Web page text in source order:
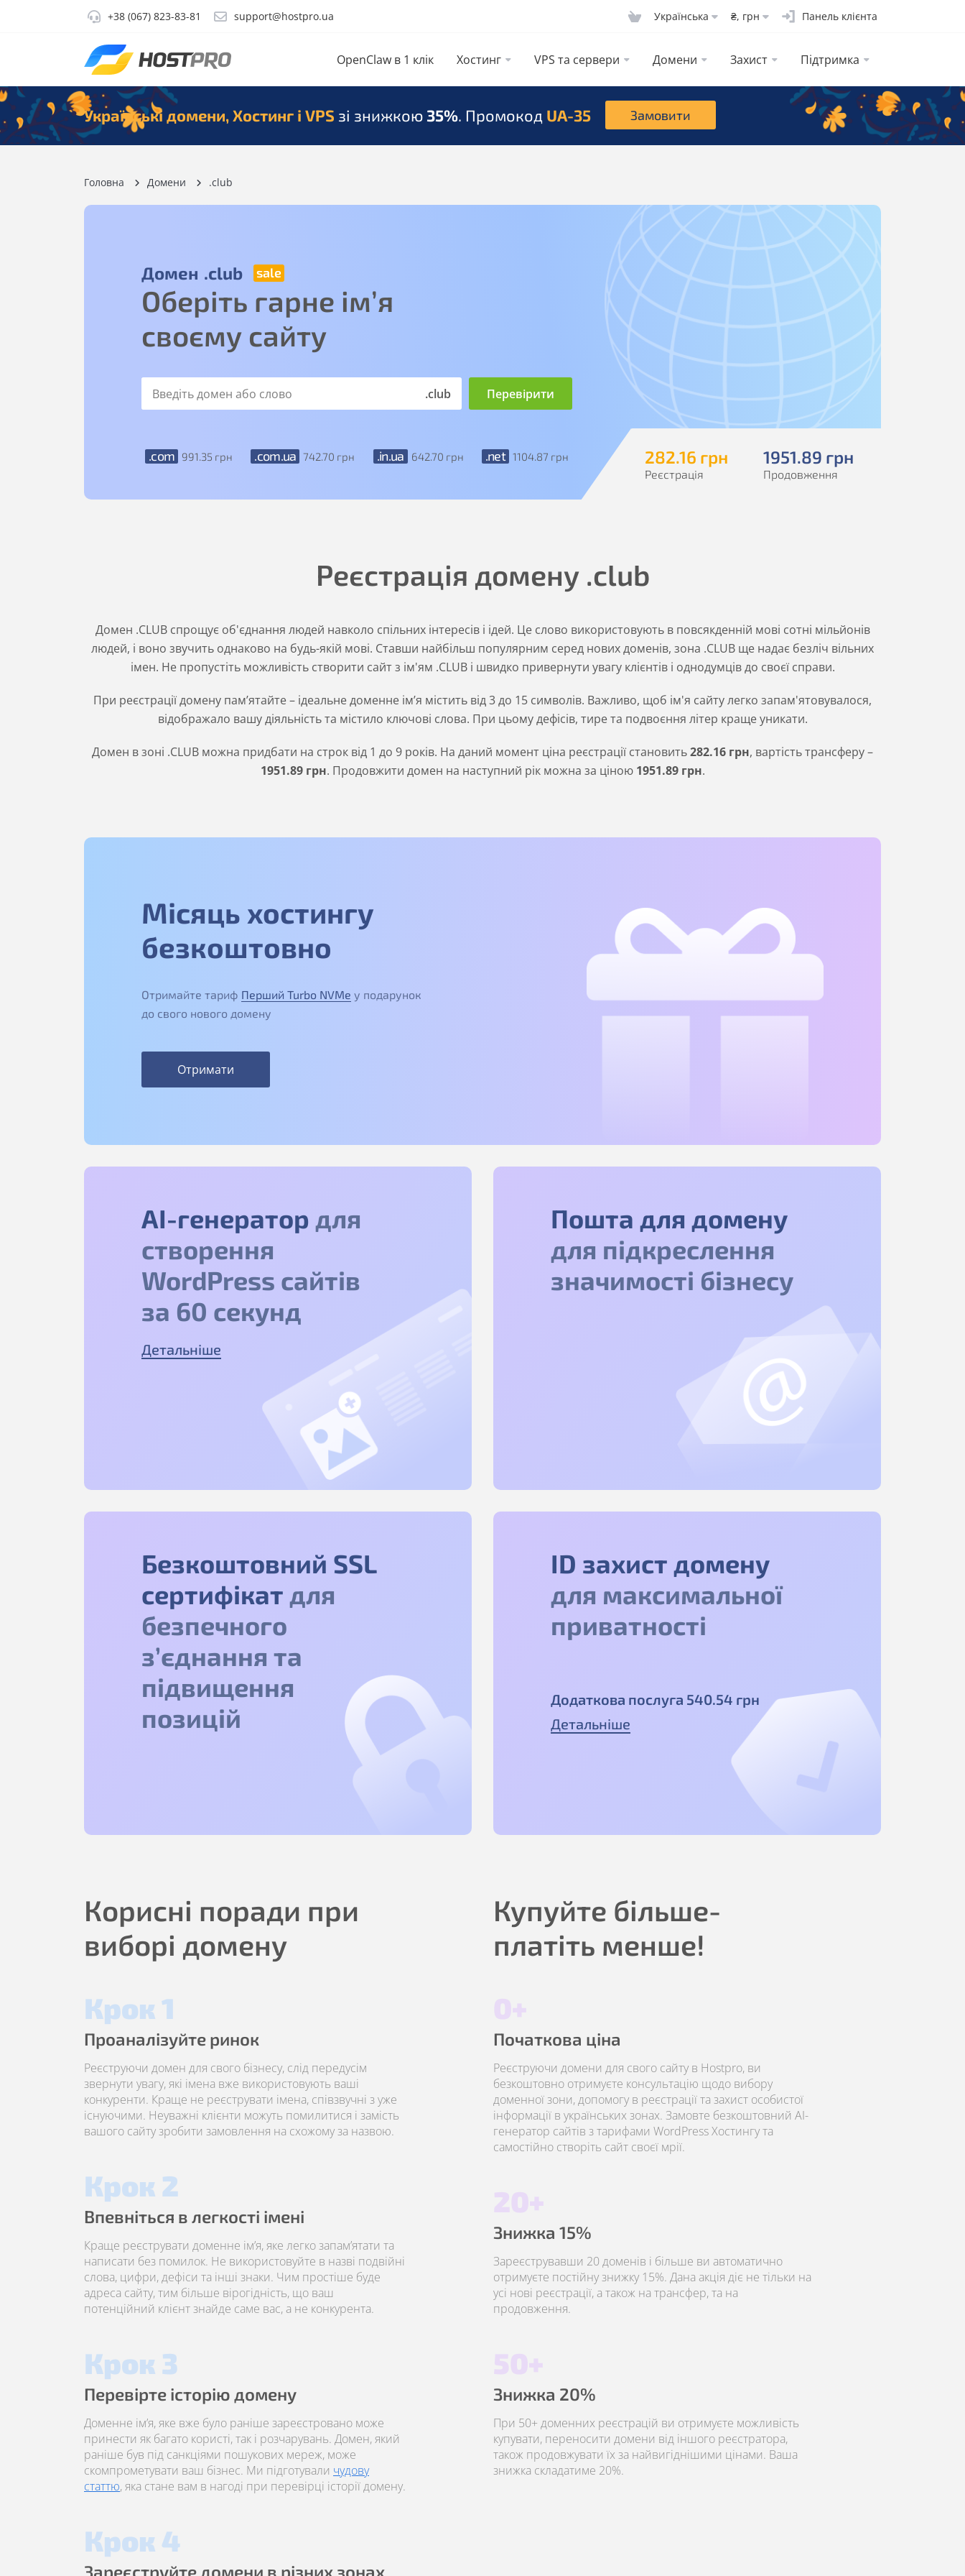
+38 (067) 823-83-81 support@hostpro.ua Українська ₴, грн Панель клієнта
OpenClaw в 1 клік Хостинг VPS та сервери Домени Захист Підтримка
Українські домени, Хостинг і VPS зі знижкою 35%. Промокод UA-35 Замовити
Головна Домени .club
Домен .club
Оберіть гарне ім’я
своєму сайту
.club
.com 991 .35 грн .com.ua 742.70 грн .in.ua 642.70 грн .net 1104.87 грн 282.16 грн
Реєстрація
1951.89 грн
Продовження
Реєстрація домену .club
Домен .CLUB спрощує об'єднання людей навколо спільних інтересів і ідей. Це слово використовують в повсякденній мові сотні мільйонів
людей, і воно звучить однаково на будь-якій мові. Ставши найбільш популярним серед нових доменів, зона .CLUB ще надає безліч вільних
імен. Не пропустіть можливість створити сайт з ім'ям .CLUB і швидко привернути увагу клієнтів і однодумців до своєї справи.
При реєстрації домену пам’ятайте – ідеальне доменне ім’я містить від 3 до 15 символів. Важливо, щоб ім'я сайту легко запам'ятовувалося,
відображало вашу діяльність та містило ключові слова. При цьому дефісів, тире та подвоєння літер краще уникати.
Домен в зоні .CLUB можна придбати на строк від 1 до 9 років. На даний момент ціна реєстрації становить282.16 грн, вартість трансферу –
1951.89грн. Продовжити домен на наступний рік можна за ціною 1951.89грн.
Місяць хостингу
безкоштовно
Отримайте тариф Перший Turbo NVMe у подарунок
до свого нового домену
Отримати
АІ-генератор для
створення
WordPress сайтів
за 60 секунд
Детальніше
Безкоштовний SSL
сертифікат для
безпечного
з’єднання та
підвищення
позицій
Пошта для домену
для підкреслення
значимості бізнесу
ID захист домену
для максимальної
приватності
Додаткова послуга 540.54 грн
Детальніше
Корисні поради при
виборі домену
Крок 1
Проаналізуйте ринок
Реєструючи домен для свого бізнесу, слід передусім
звернути увагу, які імена вже використовують ваші
конкуренти. Краще не реєструвати імена, співзвучні з уже
існуючими. Неуважні клієнти можуть помилитися і замість
вашого сайту зробити замовлення на схожому за назвою.
Крок 2
Впевніться в легкості імені
Краще реєструвати доменне ім’я, яке легко запам’ятати та
написати без помилок. Не використовуйте в назві подвійні
слова, цифри, дефіси та інші знаки. Чим простіше буде
адреса сайту, тим більше вірогідність, що ваш
потенційний клієнт знайде саме вас, а не конкурента.
Крок 3
Перевірте історію домену
Доменне ім’я, яке вже було раніше зареєстровано може
принести як багато користі, так і розчарувань. Домен, який
раніше був під санкціями пошукових мереж, може
скомпрометувати ваш бізнес. Ми підготували чудову
статтю, яка стане вам в нагоді при перевірці історії домену.
Крок 4
Зареєструйте домени в різних зонах
Купуйте більше-
платіть менше!
0+
Початкова ціна
Реєструючи домени для свого сайту в Hostpro, ви
безкоштовно отримуєте консультацію щодо вибору
доменної зони, допомогу в реєстрації та захист особистої
інформації в українських зонах. Замовте безкоштовний AI-
генератор сайтів з тарифами WordPress Хостингу та
самостійно створіть сайт своєї мрії.
20+
Знижка 15%
Зареєструвавши 20 доменів і більше ви автоматично
отримуєте постійну знижку 15%. Дана акція діє не тільки на
усі нові реєстрації, а також на трансфер, та на
продовження.
50+
Знижка 20%
При 50+ доменних реєстрацій ви отримуєте можливість
купувати, переносити домени від іншого реєстратора,
також продовжувати їх за найвигіднішими цінами. Ваша
знижка складатиме 20%.